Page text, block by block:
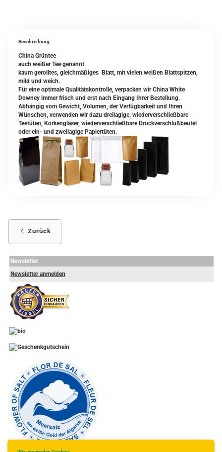
Beschreibung
China Grüntee
auch weißer Tee genannt
kaum gerolltes, gleichmäßiges Blatt, mit vielen weißen Blattspitzen,
mild und weich.
Für eine optimale Qualitätskontrolle, verpacken wir China White
Downey immer frisch und erst nach Eingang Ihrer Bestellung.
Abhängig vom Gewicht, Volumen, der Verfügbarkeit und Ihren
Wünschen, verwenden wir dazu dreilagige, wiederverschließbare
Teetüten, Korkengläser, wiederverschließbare Druckverschlußbeutel
oder ein- und zweilagige Papiertüten.
Zurück
Newsletter
Newsletter anmelden